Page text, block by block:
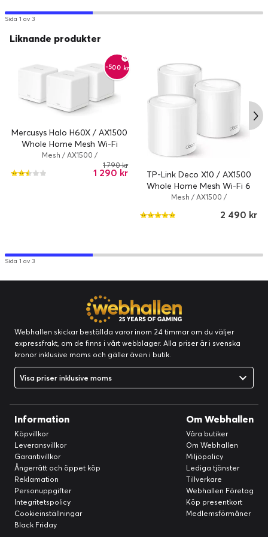
Sida 1 av 3
Liknande produkter
-500 kr
Mercusys Halo H60X / AX1500
Whole Home Mesh Wi-Fi
System / 3-pack
Mesh / AX1500 /
802.11a/b/g/n/ac/ax / 1.5 Gbps /
1 290 kr
1 790 kr
TP-Link Deco X10 / AX1500
Whole Home Mesh Wi-Fi 6
System / 3-pack
Mesh / AX1500 /
2 490 kr
Sida 1 av 3
Webhallen skickar beställda varor inom 24 timmar om du väljer
expressfrakt, om de finns i vårt webblager. Alla priser är i svenska
kronor inklusive moms och gäller även i butik.
Visa priser inklusive moms
Information
Köpvillkor
Leveransvillkor
Garantivillkor
Ångerrätt och öppet köp
Reklamation
Personuppgifter
Integritetspolicy
Cookieinställningar
Black Friday
Om Webhallen
Våra butiker
Om Webhallen
Miljöpolicy
Lediga tjänster
Tillverkare
Webhallen Företag
Köp presentkort
Medlemsförmåner